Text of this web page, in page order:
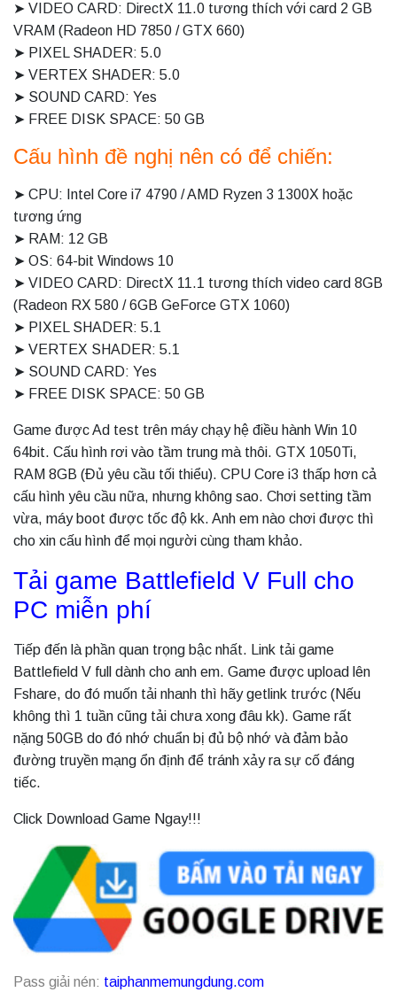
➤ VIDEO CARD: DirectX 11.0 tương thích với card 2 GB
VRAM (Radeon HD 7850 / GTX 660)
➤ PIXEL SHADER: 5.0
➤ VERTEX SHADER: 5.0
➤ SOUND CARD: Yes
➤ FREE DISK SPACE: 50 GB
Cấu hình đề nghị nên có để chiến:
➤ CPU: Intel Core i7 4790 / AMD Ryzen 3 1300X hoặc
tương ứng
➤ RAM: 12 GB
➤ OS: 64-bit Windows 10
➤ VIDEO CARD: DirectX 11.1 tương thích video card 8GB
(Radeon RX 580 / 6GB GeForce GTX 1060)
➤ PIXEL SHADER: 5.1
➤ VERTEX SHADER: 5.1
➤ SOUND CARD: Yes
➤ FREE DISK SPACE: 50 GB
Game được Ad test trên máy chạy hệ điều hành Win 10
64bit. Cấu hình rơi vào tầm trung mà thôi. GTX 1050Ti,
RAM 8GB (Đủ yêu cầu tối thiểu). CPU Core i3 thấp hơn cả
cấu hình yêu cầu nữa, nhưng không sao. Chơi setting tầm
vừa, máy boot được tốc độ kk. Anh em nào chơi được thì
cho xin cấu hình để mọi người cùng tham khảo.
Tải game Battlefield V Full cho
PC miễn phí
Tiếp đến là phần quan trọng bậc nhất. Link tải game
Battlefield V full dành cho anh em. Game được upload lên
Fshare, do đó muốn tải nhanh thì hãy getlink trước (Nếu
không thì 1 tuần cũng tải chưa xong đâu kk). Game rất
nặng 50GB do đó nhớ chuẩn bị đủ bộ nhớ và đảm bảo
đường truyền mạng ổn định để tránh xảy ra sự cố đáng
tiếc.
Click Download Game Ngay!!!
Pass giải nén: taiphanmemungdung.com